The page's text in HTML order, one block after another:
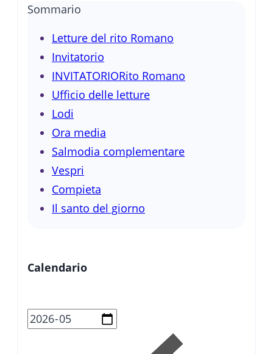
Sommario
Letture del rito Romano
Invitatorio
INVITATORIORito Romano
Ufficio delle letture
Lodi
Ora media
Salmodia complementare
Vespri
Compieta
Il santo del giorno
Calendario